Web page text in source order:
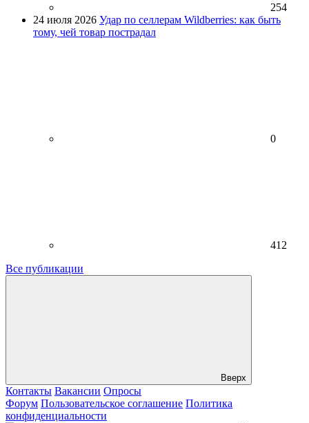
254
24 июля 2026 Удар по селлерам Wildberries: как быть
тому, чей товар пострадал
0
412
Все публикации
Вверх
Контакты Вакансии Опросы
Форум Пользовательское соглашение Политика
конфиденциальности